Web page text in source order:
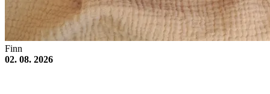
Finn
02. 08. 2026